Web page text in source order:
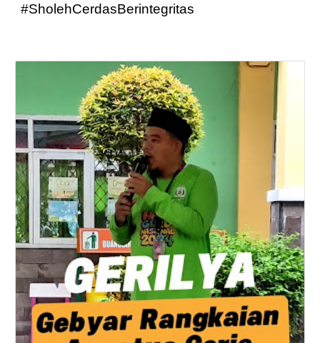
#SholehCerdasBerintegritas